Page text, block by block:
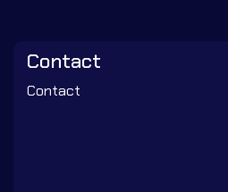
Contact
Contact